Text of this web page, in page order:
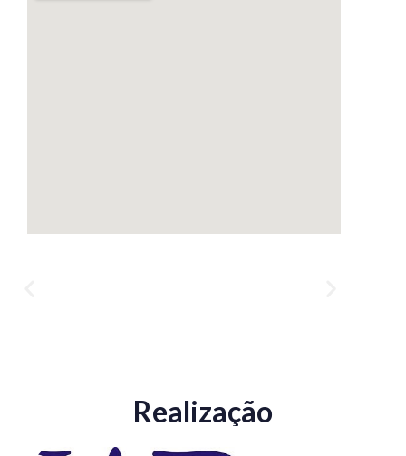
Realização